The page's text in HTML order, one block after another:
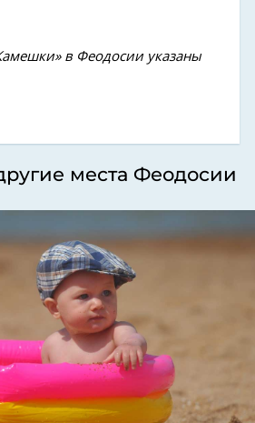
в Феодосии указаны
места Феодосии